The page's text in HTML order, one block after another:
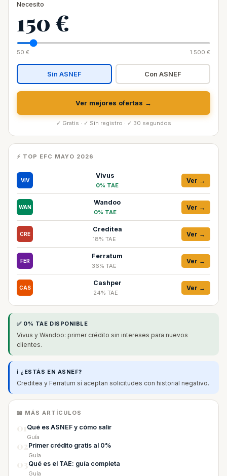
Necesito
150 €
50 € 1.500 €
Sin ASNEF Con ASNEF
Ver mejores ofertas →
✓ Gratis · ✓ Sin registro · ✓ 30 segundos
⚡ TOP EFC MAYO 2026
VIV
Vivus
0% TAE
Ver →
WAN
Wandoo
0% TAE
Ver →
CRE
Creditea
18% TAE
Ver →
FER
Ferratum
36% TAE
Ver →
CAS
Cashper
24% TAE
Ver →
✅ 0% TAE DISPONIBLE
Vivus y Wandoo: primer crédito sin intereses para nuevos
clientes.
ℹ️ ¿ESTÁS EN ASNEF?
Creditea y Ferratum sí aceptan solicitudes con historial negativo.
📖 MÁS ARTÍCULOS
Qué es ASNEF y cómo salir
Guía
Primer crédito gratis al 0%
Guía
Qué es el TAE: guía completa
Guía